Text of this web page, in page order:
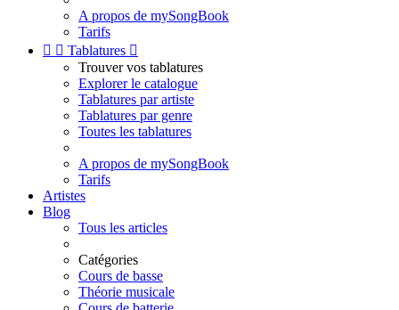
A propos de mySongBook
Tarifs
  Tablatures 
Trouver vos tablatures
Explorer le catalogue
Tablatures par artiste
Tablatures par genre
Toutes les tablatures
A propos de mySongBook
Tarifs
Artistes
Blog
Tous les articles
Catégories
Cours de basse
Théorie musicale